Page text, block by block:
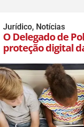
Jurídico, Notícias
O Delegado de
proteção digital